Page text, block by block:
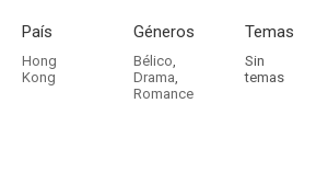
País
Hong
Kong
Géneros
Bélico,
Drama,
Romance
Temas
Sin
temas